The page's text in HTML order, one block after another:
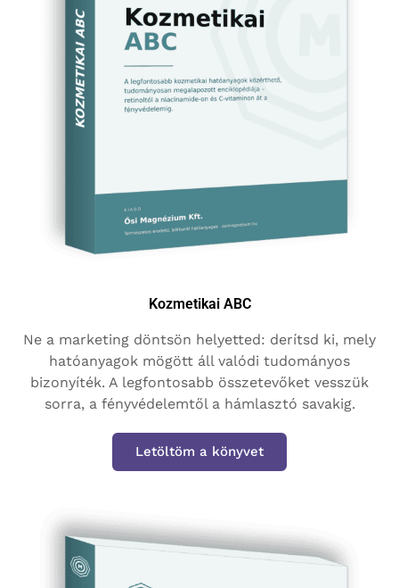
Kozmetikai ABC
Ne a marketing döntsön helyetted: derítsd ki, mely
hatóanyagok mögött áll valódi tudományos
bizonyíték. A legfontosabb összetevőket vesszük
sorra, a fényvédelemtől a hámlasztó savakig.
Letöltöm a könyvet